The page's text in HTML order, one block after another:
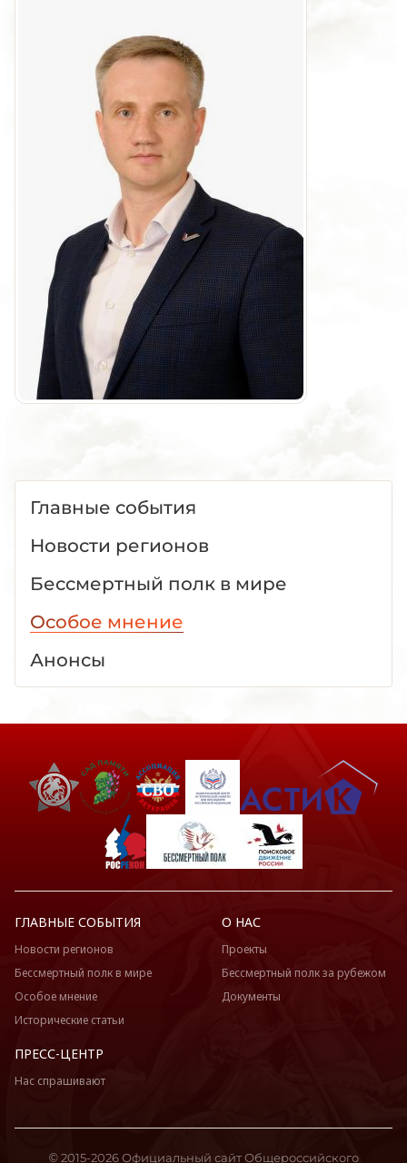
Главные события
Новости регионов
Бессмертный полк в мире
Особое мнение
Анонсы
ГЛАВНЫЕ СОБЫТИЯ
Новости регионов
Бессмертный полк в мире
Особое мнение
Исторические статьи
О НАС
Проекты
Бессмертный полк за рубежом
Документы
ПРЕСС-ЦЕНТР
Нас спрашивают
© 2015-2026 Официальный сайт Общероссийского